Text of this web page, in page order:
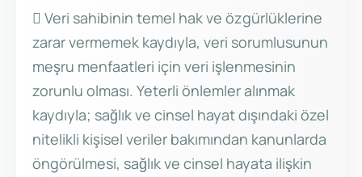
 Veri sahibinin temel hak ve özgürlüklerine
zarar vermemek kaydıyla, veri sorumlusunun
meşru menfaatleri için veri işlenmesinin
zorunlu olması. Yeterli önlemler alınmak
kaydıyla; sağlık ve cinsel hayat dışındaki özel
nitelikli kişisel veriler bakımından kanunlarda
öngörülmesi, sağlık ve cinsel hayata ilişkin